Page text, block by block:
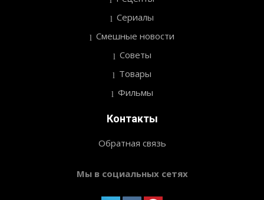
Сериалы
Смешные новости
Советы
Товары
Фильмы
Контакты
Обратная связь
Мы в социальных сетях